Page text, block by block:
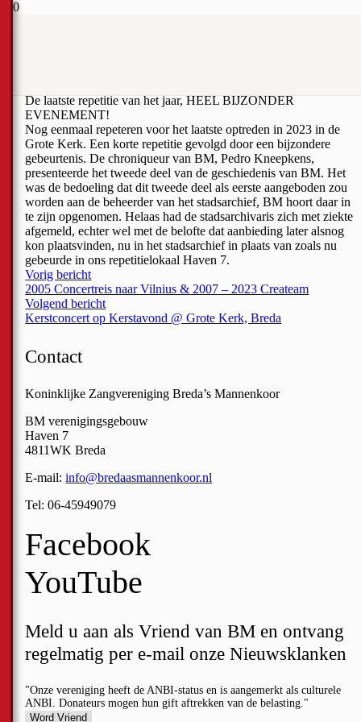
De laatste repetitie van het jaar, HEEL BIJZONDER
EVENEMENT!
Nog eenmaal repeteren voor het laatste optreden in 2023 in de
Grote Kerk. Een korte repetitie gevolgd door een bijzondere
gebeurtenis. De chroniqueur van BM, Pedro Kneepkens,
presenteerde het tweede deel van de geschiedenis van BM. Het
was de bedoeling dat dit tweede deel als eerste aangeboden zou
worden aan de beheerder van het stadsarchief, BM hoort daar in
te zijn opgenomen. Helaas had de stadsarchivaris zich met ziekte
afgemeld, echter wel met de belofte dat aanbieding later alsnog
kon plaatsvinden, nu in het stadsarchief in plaats van zoals nu
gebeurde in ons repetitielokaal Haven 7.
Vorig bericht
2005 Concertreis naar Vilnius & 2007 – 2023 Createam
Volgend bericht
Kerstconcert op Kerstavond @ Grote Kerk, Breda
Contact
Koninklijke Zangvereniging Breda’s Mannenkoor
BM verenigingsgebouw
Haven 7
4811WK Breda
E-mail:info@bredaasmannenkoor.nl
Tel: 06-45949079
Facebook
YouTube
Meld u aan als Vriend van BM en ontvang
regelmatig per e-mail onze Nieuwsklanken
Onze vereniging heeft de ANBI-status en is aangemerkt als culturele
ANBI. Donateurs mogen hun gift aftrekken van de belasting.
Word Vriend